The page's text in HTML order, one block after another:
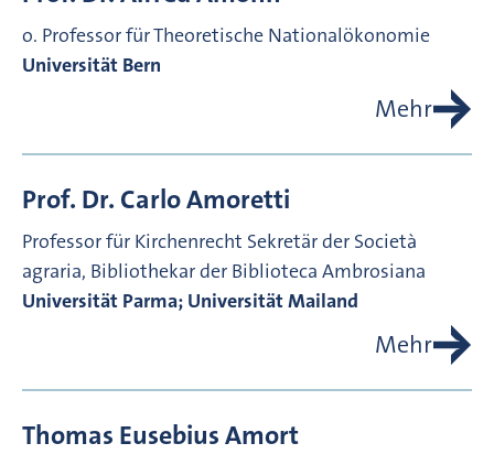
o. Professor für Theoretische Nationalökonomie
Universität Bern
Mehr
Prof. Dr. CarloAmoretti
Professor für Kirchenrecht Sekretär der Società
agraria, Bibliothekar der Biblioteca Ambrosiana
Universität Parma; Universität Mailand
Mehr
Thomas EusebiusAmort